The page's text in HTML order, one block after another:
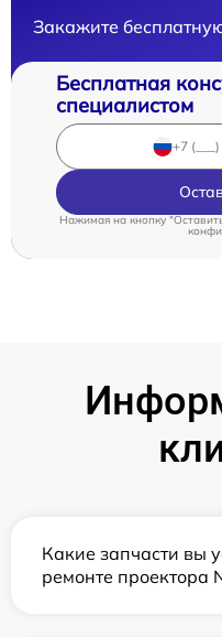
Закажите
Бесплатная
специалистом
Нажимая на кнопку
Какие запчасти вы
ремонте проектора